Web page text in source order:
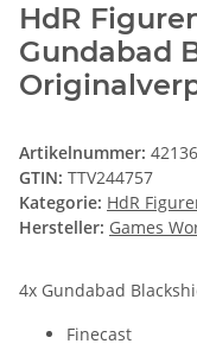
HdR
Gundabad
Artikelnummer:
GTIN: TTV244757
Kategorie: HdR
Hersteller: Games
4x Gundabad
Finecast